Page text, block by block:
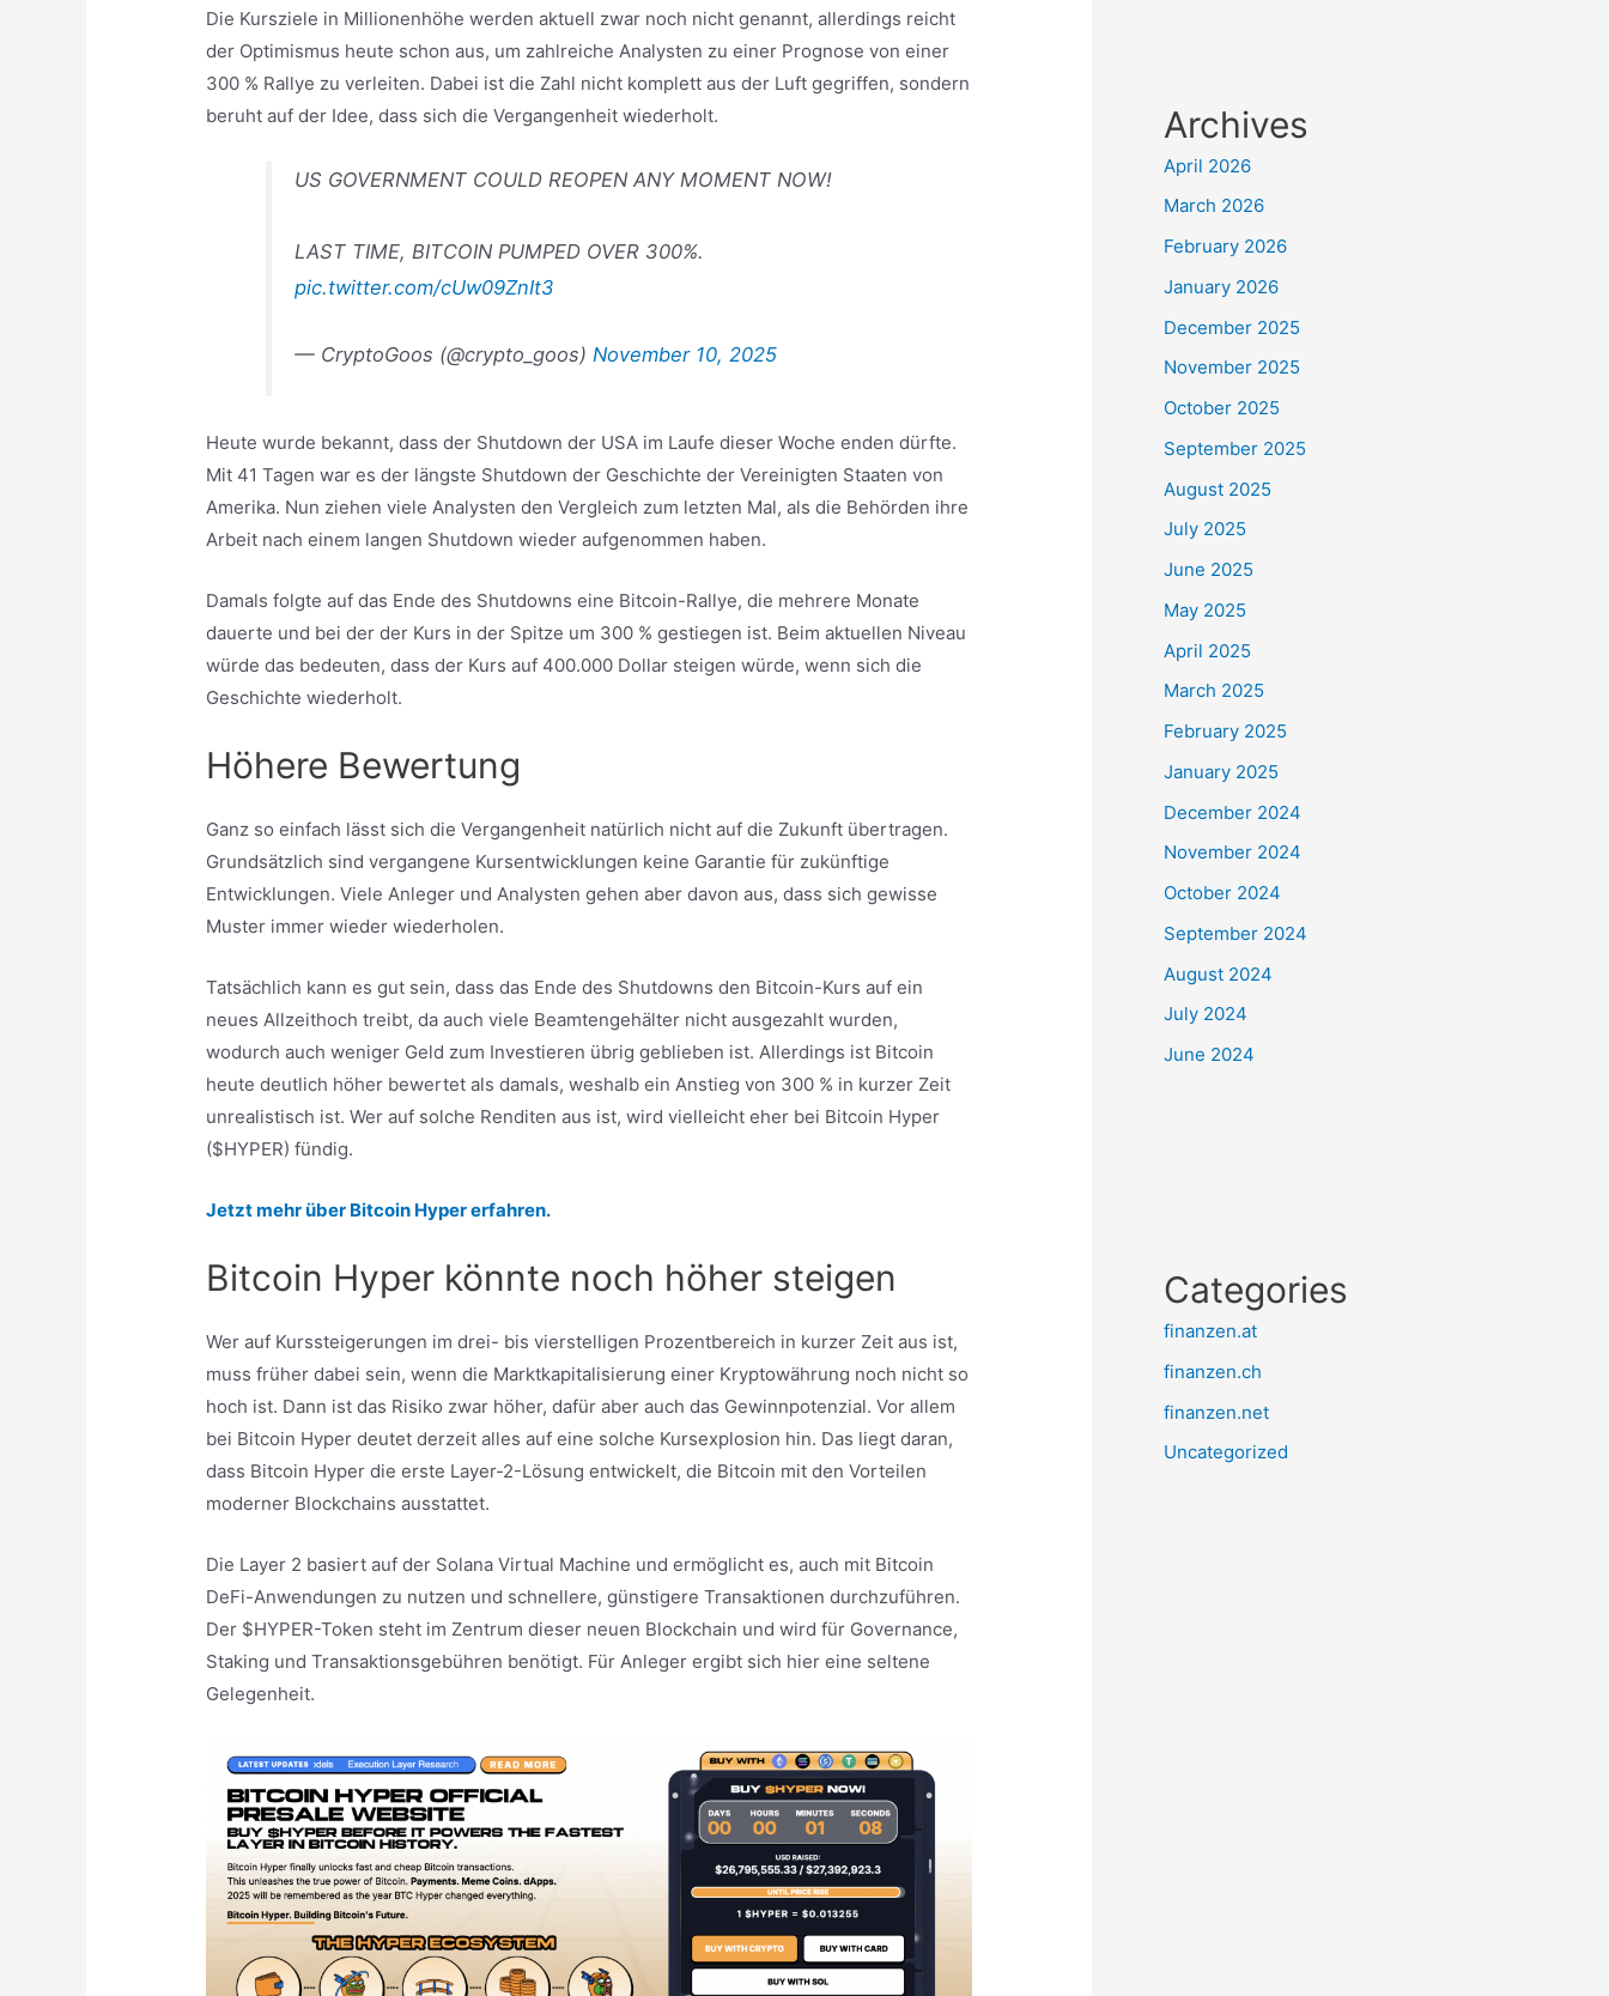
Die Kursziele in Millionenhöhe werden aktuell zwar noch nicht genannt, allerdings reicht
der Optimismus heute schon aus, um zahlreiche Analysten zu einer Prognose von einer
300 % Rallye zu verleiten. Dabei ist die Zahl nicht komplett aus der Luft gegriffen, sondern
beruht auf der Idee, dass sich die Vergangenheit wiederholt.
US GOVERNMENT COULD REOPEN ANY MOMENT NOW!
LAST TIME, BITCOIN PUMPED OVER 300%.
pic.twitter.com/cUw09ZnIt3
— CryptoGoos (@crypto_goos)November 10, 2025
Heute wurde bekannt, dass der Shutdown der USA im Laufe dieser Woche enden dürfte.
Mit 41 Tagen war es der längste Shutdown der Geschichte der Vereinigten Staaten von
Amerika. Nun ziehen viele Analysten den Vergleich zum letzten Mal, als die Behörden ihre
Arbeit nach einem langen Shutdown wieder aufgenommen haben.
Damals folgte auf das Ende des Shutdowns eine Bitcoin-Rallye, die mehrere Monate
dauerte und bei der der Kurs in der Spitze um 300 % gestiegen ist. Beim aktuellen Niveau
würde das bedeuten, dass der Kurs auf 400.000 Dollar steigen würde, wenn sich die
Geschichte wiederholt.
Höhere Bewertung
Ganz so einfach lässt sich die Vergangenheit natürlich nicht auf die Zukunft übertragen.
Grundsätzlich sind vergangene Kursentwicklungen keine Garantie für zukünftige
Entwicklungen. Viele Anleger und Analysten gehen aber davon aus, dass sich gewisse
Muster immer wieder wiederholen.
Tatsächlich kann es gut sein, dass das Ende des Shutdowns den Bitcoin-Kurs auf ein
neues Allzeithoch treibt, da auch viele Beamtengehälter nicht ausgezahlt wurden,
wodurch auch weniger Geld zum Investieren übrig geblieben ist. Allerdings ist Bitcoin
heute deutlich höher bewertet als damals, weshalb ein Anstieg von 300 % in kurzer Zeit
unrealistisch ist. Wer auf solche Renditen aus ist, wird vielleicht eher bei Bitcoin Hyper
($HYPER) fündig.
Jetzt mehr über Bitcoin Hyper erfahren.
Bitcoin Hyper könnte noch höher steigen
Wer auf Kurssteigerungen im drei- bis vierstelligen Prozentbereich in kurzer Zeit aus ist,
muss früher dabei sein, wenn die Marktkapitalisierung einer Kryptowährung noch nicht so
hoch ist. Dann ist das Risiko zwar höher, dafür aber auch das Gewinnpotenzial. Vor allem
bei Bitcoin Hyper deutet derzeit alles auf eine solche Kursexplosion hin. Das liegt daran,
dass Bitcoin Hyper die erste Layer-2-Lösung entwickelt, die Bitcoin mit den Vorteilen
moderner Blockchains ausstattet.
Die Layer 2 basiert auf der Solana Virtual Machine und ermöglicht es, auch mit Bitcoin
DeFi-Anwendungen zu nutzen und schnellere, günstigere Transaktionen durchzuführen.
Der $HYPER-Token steht im Zentrum dieser neuen Blockchain und wird für Governance,
Staking und Transaktionsgebühren benötigt. Für Anleger ergibt sich hier eine seltene
Gelegenheit.
Archives
April 2026
March 2026
February 2026
January 2026
December 2025
November 2025
October 2025
September 2025
August 2025
July 2025
June 2025
May 2025
April 2025
March 2025
February 2025
January 2025
December 2024
November 2024
October 2024
September 2024
August 2024
July 2024
June 2024
Categories
finanzen.at
finanzen.ch
finanzen.net
Uncategorized